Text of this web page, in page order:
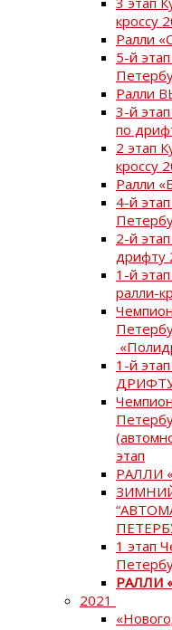
кроссу
Ралли
5-й
Ралли
3-й
по
2 этап
кроссу
Ралли
4-й
2-й
дрифту
1-й
ралли-
1-й
этап
РАЛЛИ
1 этап
РАЛЛИ
2021